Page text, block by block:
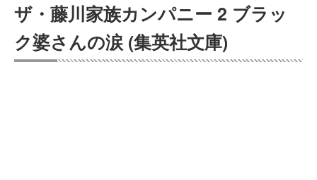
購入管理
Myシェルフ
ザ・藤川家族カンパニー 2 ブラッ
ク婆さんの涙 (集英社文庫)